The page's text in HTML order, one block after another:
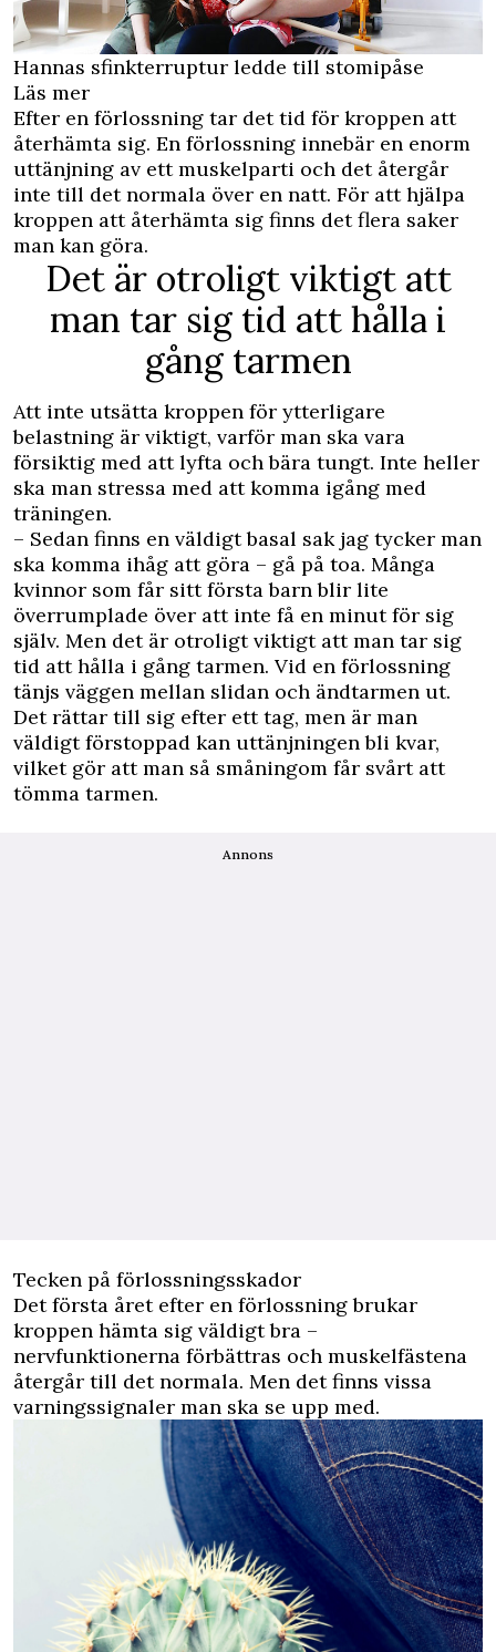
Hannas sfinkterruptur ledde till stomipåse
Läs mer
Efter en förlossning tar det tid för kroppen att
återhämta sig. En förlossning innebär en enorm
uttänjning av ett muskelparti och det återgår
inte till det normala över en natt. För att hjälpa
kroppen att återhämta sig finns det flera saker
man kan göra.
Det är otroligt viktigt att
man tar sig tid att hålla i
gång tarmen
Att inte utsätta kroppen för ytterligare
belastning är viktigt, varför man ska vara
försiktig med att lyfta och bära tungt. Inte heller
ska man stressa med att komma igång med
träningen.
– Sedan finns en väldigt basal sak jag tycker man
ska komma ihåg att göra – gå på toa. Många
kvinnor som får sitt första barn blir lite
överrumplade över att inte få en minut för sig
själv. Men det är otroligt viktigt att man tar sig
tid att hålla i gång tarmen. Vid en förlossning
tänjs väggen mellan slidan och ändtarmen ut.
Det rättar till sig efter ett tag, men är man
väldigt förstoppad kan uttänjningen bli kvar,
vilket gör att man så småningom får svårt att
tömma tarmen.
Annons
Tecken på förlossningsskador
Det första året efter en förlossning brukar
kroppen hämta sig väldigt bra –
nervfunktionerna förbättras och muskelfästena
återgår till det normala. Men det finns vissa
varningssignaler man ska se upp med.